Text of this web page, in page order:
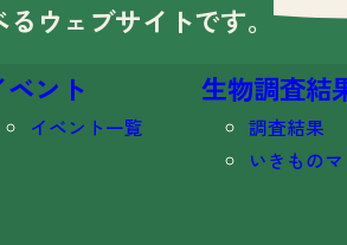
ウェブサイトです。
ベント
イベント一覧
生物調査結
調査結果
いきもの